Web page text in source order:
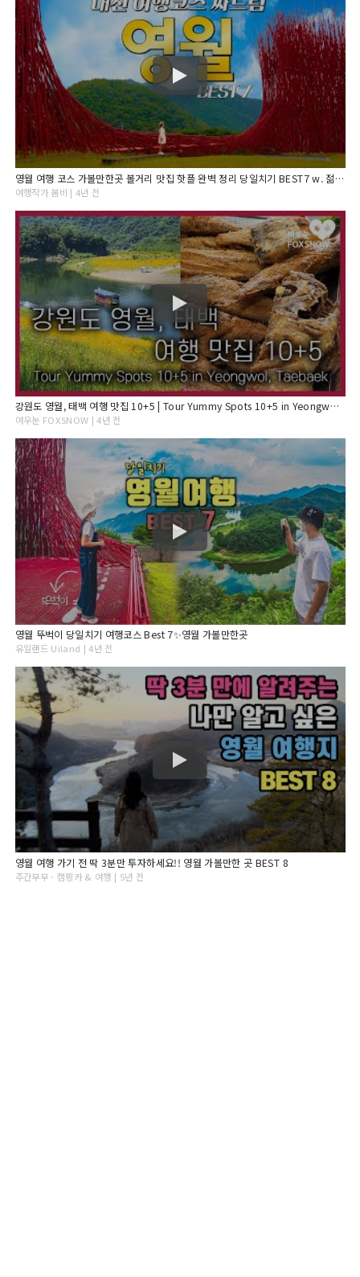
영월 여행 코스 가볼만한곳 볼거리 맛집 핫플 완벽 정리 당일치기 BEST7 w. 젊은달 와이파크
여행작가 봄비 | 4년 전
강원도 영월, 태백 여행 맛집 10+5 | Tour Yummy Spots 10+5 in Yeongwol, Taebaek
여우눈 FOXSNOW | 4년 전
영월 뚜벅이 당일치기 여행코스 Best 7✨영월 가볼만한곳
유일랜드 Uiland | 4년 전
영월 여행 가기 전 딱 3분만 투자하세요!! 영월 가볼만한 곳 BEST 8
주간부부 - 캠핑카 & 여행 | 5년 전